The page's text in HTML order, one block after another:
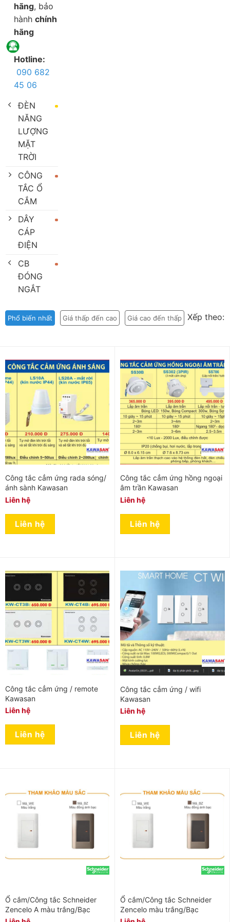
Xếp theo:
Phổ biến nhất Giá thấp đến cao Giá cao đến thấp
Công tắc cẳm ứng rada sóng/
ánh sành Kawasan
Liên hệ
Liên hệ
Công tắc cẳm ứng hồng ngoại
âm trần Kawasan
Liên hệ
Liên hệ
Công tắc cẳm ứng / remote
Kawasan
Liên hệ
Liên hệ
Công tắc cẳm ứng / wifi
Kawasan
Liên hệ
Liên hệ
Ổ cắm/Công tắc Schneider
Zencelo A màu trắng/Bạc
Ổ cắm/Công tắc Schneider
Zencelo màu trắng/Bạc
hãng, bảo
hành chính
hãng
Hotline:
090 682
45 06
ĐÈN
NĂNG
LƯỢNG
MẶT
TRỜI
CÔNG
TẮC Ổ
CẮM
DÂY
CÁP
ĐIỆN
CB
ĐÓNG
NGẮT